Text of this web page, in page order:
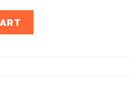
2WD, 4WD 2008-2020 เครื่อง